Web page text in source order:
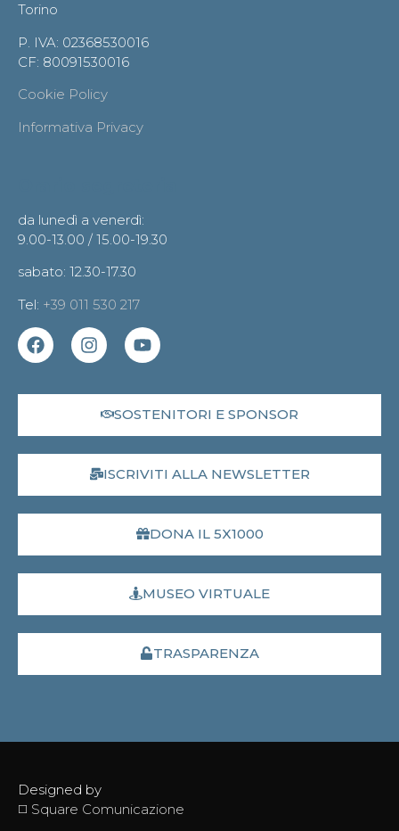
Torino
P. IVA: 02368530016
CF: 80091530016
Cookie Policy
Informativa Privacy
da lunedì a venerdì:
9.00-13.00 / 15.00-19.30
sabato: 12.30-17.30
Tel: +39 011 530 217
SOSTENITORI E SPONSOR
ISCRIVITI ALLA NEWSLETTER
DONA IL 5X1000
MUSEO VIRTUALE
TRASPARENZA
Designed by
◻️ Square Comunicazione